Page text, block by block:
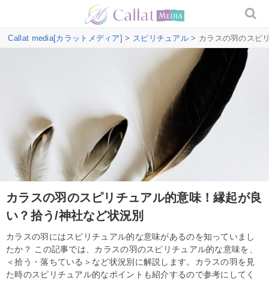
Callat media[カラットメディア] > スピリチュアル > カラスの羽のスピ
カラスの羽のスピリチュアル的意味！縁起が良
い？拾う/神社など状況別
カラスの羽にはスピリチュアル的な意味があるのを知っていまし
たか？ この記事では、カラスの羽のスピリチュアル的な意味を、
＜拾う・落ちている＞など状況別に解説します。カラスの羽を見
た時のスピリチュアル的なポイントも紹介するので参考にしてく